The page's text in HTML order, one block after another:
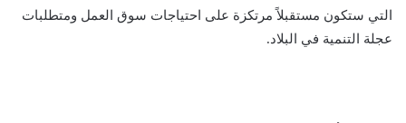
التي ستكون مستقبلاً مرتكزة على احتياجات سوق العمل ومتطلبات
عجلة التنمية في البلاد.